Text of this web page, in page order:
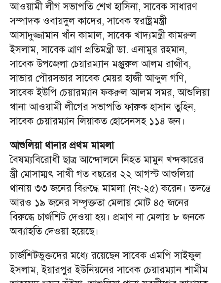
আওয়ামী লীগ সভাপতি শেখ হাসিনা, সাবেক সাধারণ
সম্পাদক ওবায়দুল কাদের, সাবেক স্বরাষ্ট্রমন্ত্রী
আসাদুজ্জামান খাঁন কামাল, সাবেক খাদ্যমন্ত্রী কামরুল
ইসলাম, সাবেক ত্রাণ প্রতিমন্ত্রী ডা. এনামুর রহমান,
সাবেক উপজেলা চেয়ারম্যান মঞ্জুরুল আলম রাজীব,
সাভার পৌরসভার সাবেক মেয়র হাজী আব্দুল গণি,
সাবেক ইউপি চেয়ারম্যান ফকরুল আলম সমর, আশুলিয়া
থানা আওয়ামী লীগের সভাপতি ফারুক হাসান তুহিন,
সাবেক চেয়ারম্যান লিয়াকত হোসেনসহ ১১৪ জন।
আশুলিয়া থানার প্রথম মামলা
বৈষম্যবিরোধী ছাত্র আন্দোলনে নিহত মামুন খন্দকারের
স্ত্রী মোসাম্মৎ সাথী গত বছরের ২২ আগস্ট আশুলিয়া
থানায় ৩৩ জনের বিরুদ্ধে মামলা (নং-২৫) করেন। তদন্তে
আরও ১৯ জনের সম্পৃক্ততা মেলায় মোট ৪৫ জনের
বিরুদ্ধে চার্জশিট দেওয়া হয়। প্রমাণ না মেলায় ৮ জনকে
অব্যাহতি দেওয়া হয়েছে।
চার্জশিটভুক্তদের মধ্যে রয়েছেন সাবেক এমপি সাইফুল
ইসলাম, ইয়ারপুর ইউনিয়নের সাবেক চেয়ারম্যান শামীম